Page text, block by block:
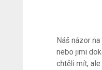
Náš názor
nebo jimi
chtěli mít,